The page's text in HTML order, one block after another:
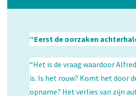
“Eerst de oorzaken
“Het is de vraag waardoor
is. Is het rouw? Komt het door
opname? Het verlies van zijn